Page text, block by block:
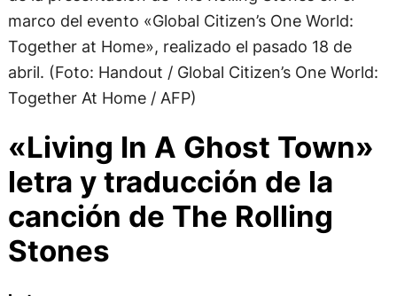
«Living In A Ghost Town»
letra y traducción de la
canción de The Rolling
Letra
Woah, woah
I’m a ghost